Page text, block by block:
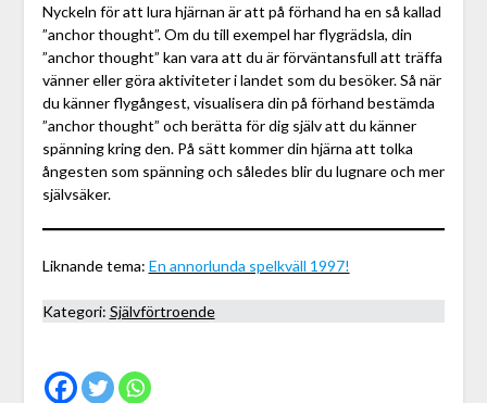
Nyckeln för att lura hjärnan är att på förhand ha en så kallad
”anchor thought”. Om du till exempel har flygrädsla, din
”anchor thought” kan vara att du är förväntansfull att träffa
vänner eller göra aktiviteter i landet som du besöker. Så när
du känner flygångest, visualisera din på förhand bestämda
”anchor thought” och berätta för dig själv att du känner
spänning kring den. På sätt kommer din hjärna att tolka
ångesten som spänning och således blir du lugnare och mer
självsäker.
Liknande tema: En annorlunda spelkväll 1997!
Kategori: Självförtroende